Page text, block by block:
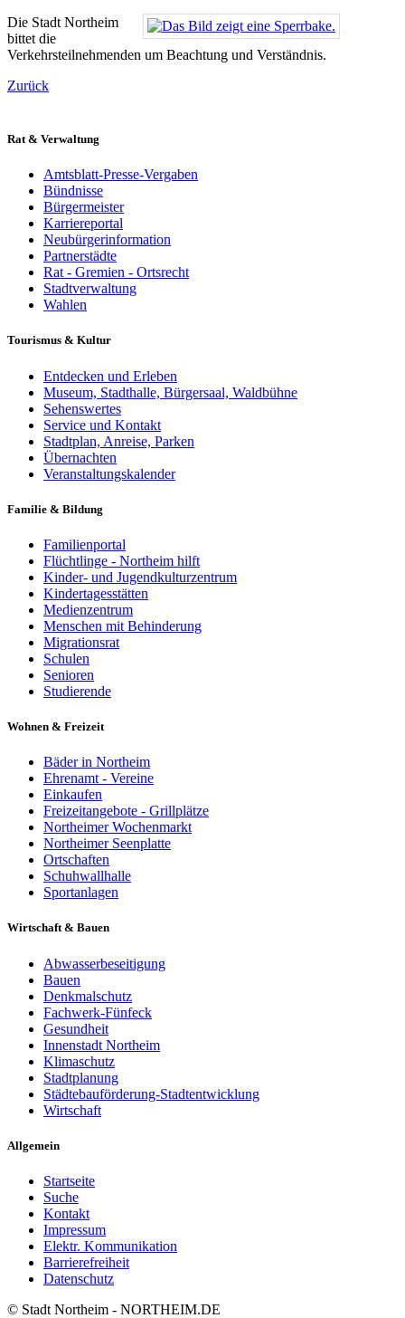
Die Stadt Northeim
bittet die
Verkehrsteilnehmenden um Beachtung und Verständnis.
Zurück
Rat & Verwaltung
Amtsblatt-Presse-Vergaben
Bündnisse
Bürgermeister
Karriereportal
Neubürgerinformation
Partnerstädte
Rat - Gremien - Ortsrecht
Stadtverwaltung
Wahlen
Tourismus & Kultur
Entdecken und Erleben
Museum, Stadthalle, Bürgersaal, Waldbühne
Sehenswertes
Service und Kontakt
Stadtplan, Anreise, Parken
Übernachten
Veranstaltungskalender
Familie & Bildung
Familienportal
Flüchtlinge - Northeim hilft
Kinder- und Jugendkulturzentrum
Kindertagesstätten
Medienzentrum
Menschen mit Behinderung
Migrationsrat
Schulen
Senioren
Studierende
Wohnen & Freizeit
Bäder in Northeim
Ehrenamt - Vereine
Einkaufen
Freizeitangebote - Grillplätze
Northeimer Wochenmarkt
Northeimer Seenplatte
Ortschaften
Schuhwallhalle
Sportanlagen
Wirtschaft & Bauen
Abwasserbeseitigung
Bauen
Denkmalschutz
Fachwerk-Fünfeck
Gesundheit
Innenstadt Northeim
Klimaschutz
Stadtplanung
Städtebauförderung-Stadtentwicklung
Wirtschaft
Allgemein
Startseite
Suche
Kontakt
Impressum
Elektr. Kommunikation
Barrierefreiheit
Datenschutz
© Stadt Northeim - NORTHEIM.DE